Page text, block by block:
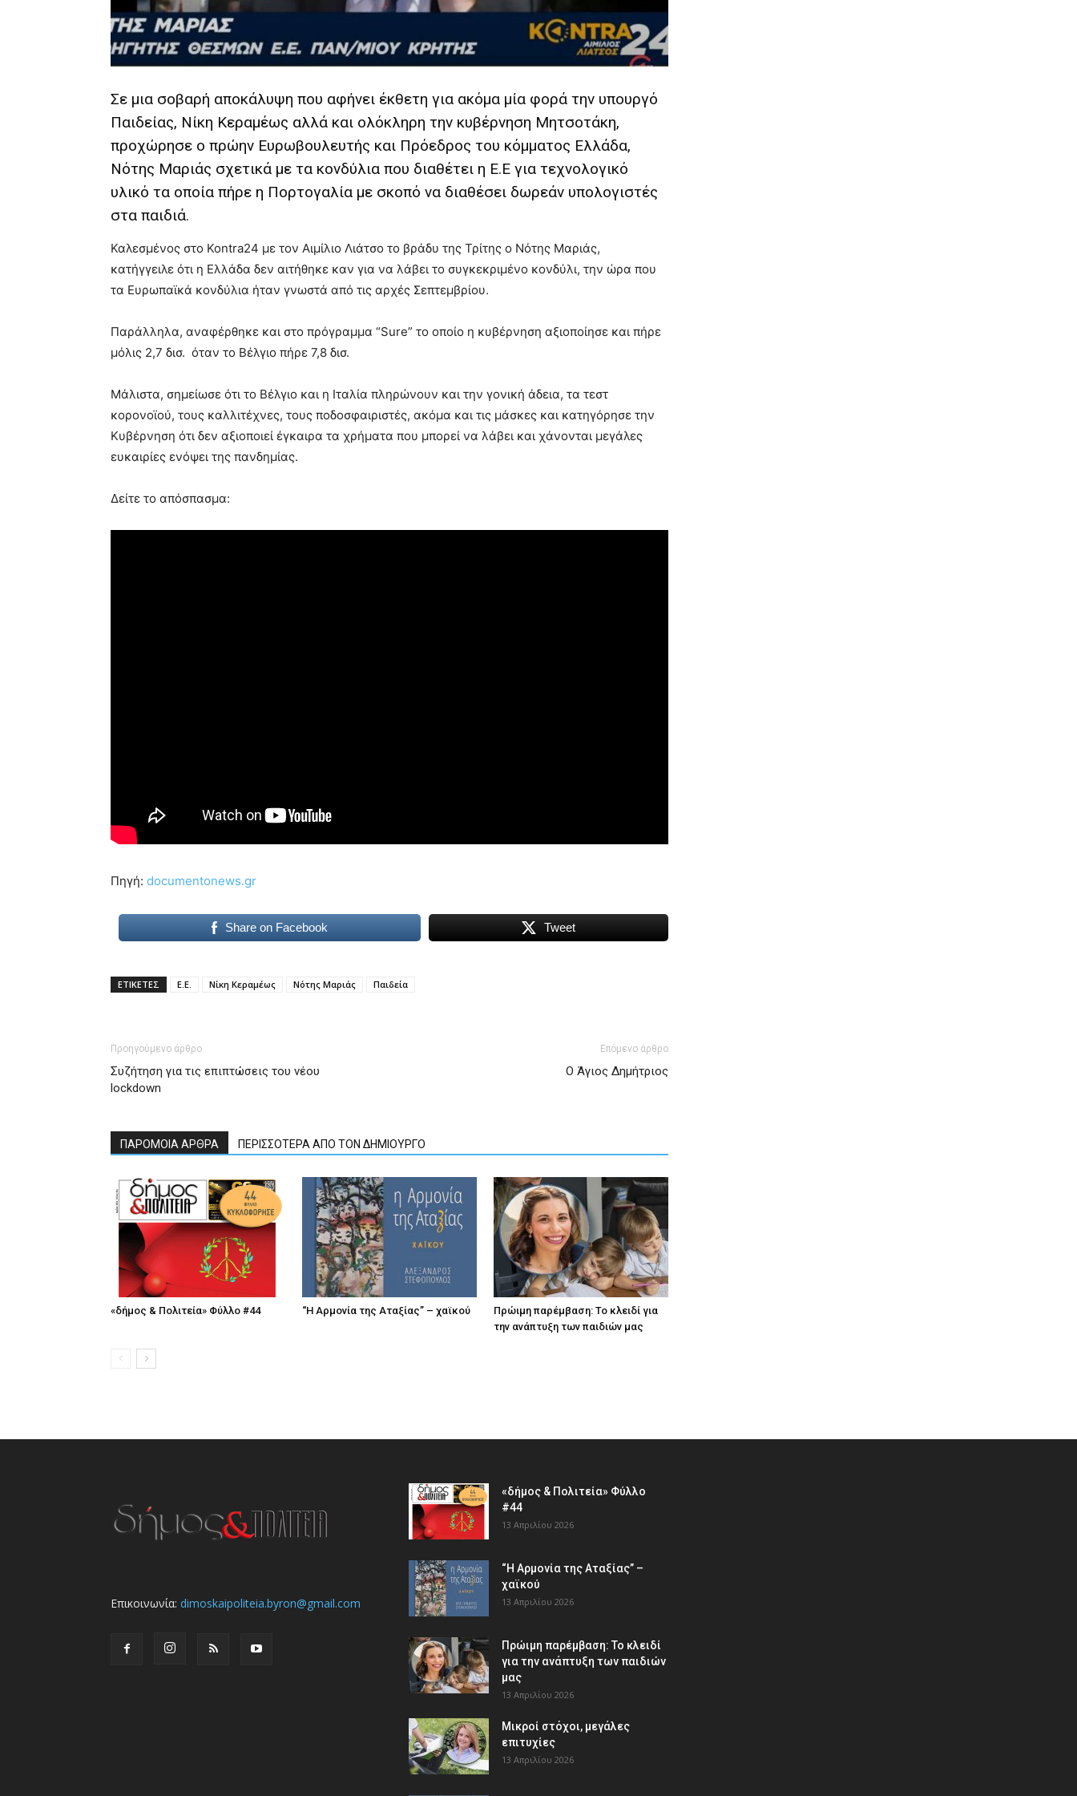
porn
Σε μια σοβαρή αποκάλυψη που αφήνει έκθετη για ακόμα μία φορά την υπουργό
Παιδείας, Νίκη Κεραμέως αλλά και ολόκληρη την κυβέρνηση Μητσοτάκη,
προχώρησε ο πρώην Ευρωβουλευτής και Πρόεδρος του κόμματος Ελλάδα,
Νότης Μαριάς σχετικά με τα κονδύλια που διαθέτει η Ε.Ε για τεχνολογικό
υλικό τα οποία πήρε η Πορτογαλία με σκοπό να διαθέσει δωρεάν υπολογιστές
στα παιδιά.
Καλεσμένος στο Kontra24 με τον Αιμίλιο Λιάτσο το βράδυ της Τρίτης ο Νότης Μαριάς,
κατήγγειλε ότι η Ελλάδα δεν αιτήθηκε καν για να λάβει το συγκεκριμένο κονδύλι, την ώρα που
τα Ευρωπαϊκά κονδύλια ήταν γνωστά από τις αρχές Σεπτεμβρίου.
Παράλληλα, αναφέρθηκε και στο πρόγραμμα “Sure” το οποίο η κυβέρνηση αξιοποίησε και πήρε
μόλις 2,7 δισ. όταν το Βέλγιο πήρε 7,8 δισ.
Μάλιστα, σημείωσε ότι το Βέλγιο και η Ιταλία πληρώνουν και την γονική άδεια, τα τεστ
κορονοϊού, τους καλλιτέχνες, τους ποδοσφαιριστές, ακόμα και τις μάσκες και κατηγόρησε την
Κυβέρνηση ότι δεν αξιοποιεί έγκαιρα τα χρήματα που μπορεί να λάβει και χάνονται μεγάλες
ευκαιρίες ενόψει της πανδημίας.
Δείτε το απόσπασμα:
Πηγή: documentonews.gr
Share on Facebook Tweet
ΕΤΙΚΕΤΕΣ Ε.Ε. Νίκη Κεραμέως Νότης Μαριάς Παιδεία
Προηγούμενο άρθρο
Συζήτηση για τις επιπτώσεις του νέου
lockdown
Επόμενο άρθρο
Ο Άγιος Δημήτριος
ΠΑΡΟΜΟΙΑ ΑΡΘΡΑ ΠΕΡΙΣΣΟΤΕΡΑ ΑΠΟ ΤΟΝ ΔΗΜΙΟΥΡΓΟ
«δήμος & Πολιτεία» Φύλλο #44 “Η Αρμονία της Αταξίας” – χαϊκού
Πρώιμη παρέμβαση: Το κλειδί για
την ανάπτυξη των παιδιών µας
Επικοινωνία: dimoskaipoliteia.byron@gmail.com
«δήμος & Πολιτεία» Φύλλο
#44
13 Απριλίου 2026
“Η Αρμονία της Αταξίας” –
χαϊκού
13 Απριλίου 2026
Πρώιμη παρέμβαση: Το κλειδί
για την ανάπτυξη των παιδιών
µας
13 Απριλίου 2026
Μικροί στόχοι, μεγάλες
επιτυχίες
13 Απριλίου 2026